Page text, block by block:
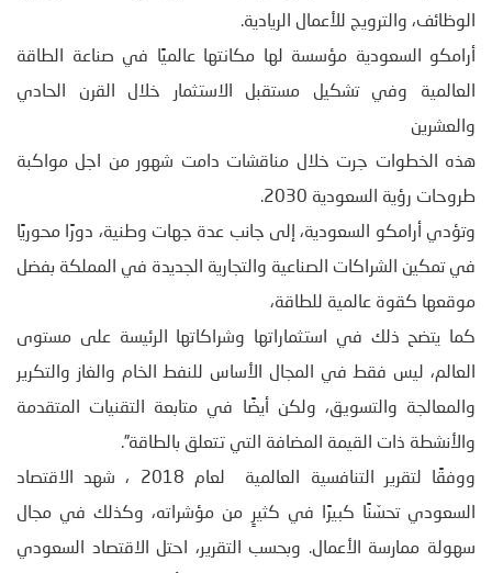
الوظائف، والترويج للأعمال الريادية.
أرامكو السعودية مؤسسة لها مكانتها عالميًا في صناعة الطاقة
العالمية وفي تشكيل مستقبل الاستثمار خلال القرن الحادي
والعشرين
هذه الخطوات جرت خلال مناقشات دامت شهور من اجل مواكبة
طروحات رؤية السعودية 2030.
وتؤدي أرامكو السعودية، إلى جانب عدة جهات وطنية، دورًا محوريًا
في تمكين الشراكات الصناعية والتجارية الجديدة في المملكة بفضل
موقعها كقوة عالمية للطاقة،
كما يتضح ذلك في استثماراتها وشراكاتها الرئيسة على مستوى
العالم، ليس فقط في المجال الأساس للنفط الخام والغاز والتكرير
والمعالجة والتسويق، ولكن أيضًا في متابعة التقنيات المتقدمة
والأنشطة ذات القيمة المضافة التي تتعلق بالطاقة”.
ووفقًا لتقرير التنافسية العالمية لعام 2018 ، شهد الاقتصاد
السعودي تحسّنًا كبيرًا في كثيرٍ من مؤشراته، وكذلك في مجال
سهولة ممارسة الأعمال. وبحسب التقرير، احتل الاقتصاد السعودي